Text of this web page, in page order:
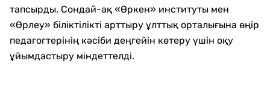
тапсырды. Сондай-ақ «Өркен» институты мен
«Өрлеу» біліктілікті арттыру ұлттық орталығына өңір
педагогтерінің кәсіби деңгейін көтеру үшін оқу
ұйымдастыру міндеттелді.